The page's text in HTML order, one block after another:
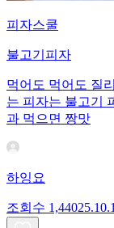
피자스쿨
불고기피자
먹어도 먹어도 질
는 피자는 불고기
과 먹으면 짱맛
하잉요
조회수 1,440